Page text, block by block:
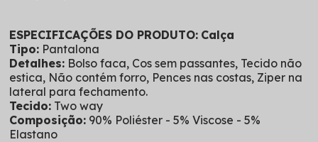
ESPECIFICAÇÕES DO PRODUTO: Calça
Tipo: Pantalona
Detalhes: Bolso faca, Cos sem passantes, Tecido não
estica, Não contém forro, Pences nas costas, Ziper na
lateral para fechamento.
Tecido: Two way
Composição: 90% Poliéster - 5% Viscose - 5%
Elastano